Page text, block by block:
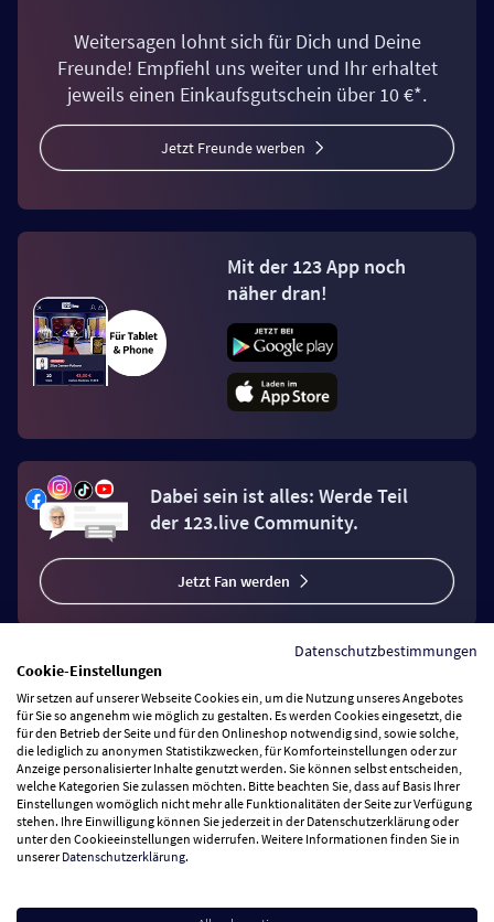
Weitersagen lohnt sich für Dich und Deine
Freunde! Empfiehl uns weiter und Ihr erhaltet
jeweils einen Einkaufsgutschein über 10 €*.
Jetzt Freunde werben
Mit der 123 App noch
näher dran!
Dabei sein ist alles: Werde Teil
der 123.live Community.
Jetzt Fan werden
Vertrag widerrufen
Zahlungsarten
Wir versenden mit
Datenschutzbestimmungen
Cookie-Einstellungen
Wir setzen auf unserer Webseite Cookies ein, um die Nutzung unseres Angebotes
für Sie so angenehm wie möglich zu gestalten. Es werden Cookies eingesetzt, die
für den Betrieb der Seite und für den Onlineshop notwendig sind, sowie solche,
die lediglich zu anonymen Statistikzwecken, für Komforteinstellungen oder zur
Anzeige personalisierter Inhalte genutzt werden. Sie können selbst entscheiden,
welche Kategorien Sie zulassen möchten. Bitte beachten Sie, dass auf Basis Ihrer
Einstellungen womöglich nicht mehr alle Funktionalitäten der Seite zur Verfügung
stehen. Ihre Einwilligung können Sie jederzeit in der Datenschutzerklärung oder
unter den Cookieeinstellungen widerrufen. Weitere Informationen finden Sie in
unsererDatenschutzerklärung.